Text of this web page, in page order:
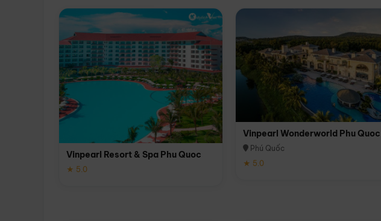
Vinpearl Resort & Spa Phu Quoc
★ 5.0
Vinpearl Wonderworld Phu Quoc
Phú Quốc
★ 5.0